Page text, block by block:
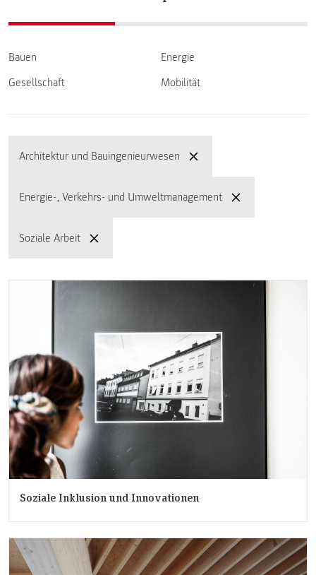
Bauen
Energie
Gesellschaft
Mobilität
Architektur und Bauingenieurwesen
Energie-, Verkehrs- und Umweltmanagement
Soziale Arbeit
Soziale Inklusion und Innovationen